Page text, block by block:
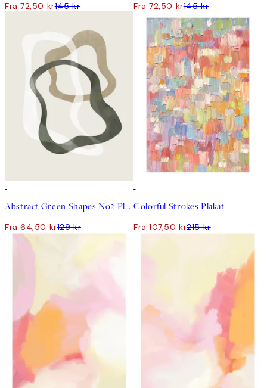
Fra 72,50 kr145 kr Fra 72,50 kr145 kr
Abstract Green Shapes No2 Plakat
Fra 64,50 kr129 kr
Colorful Strokes Plakat
Fra 107,50 kr215 kr